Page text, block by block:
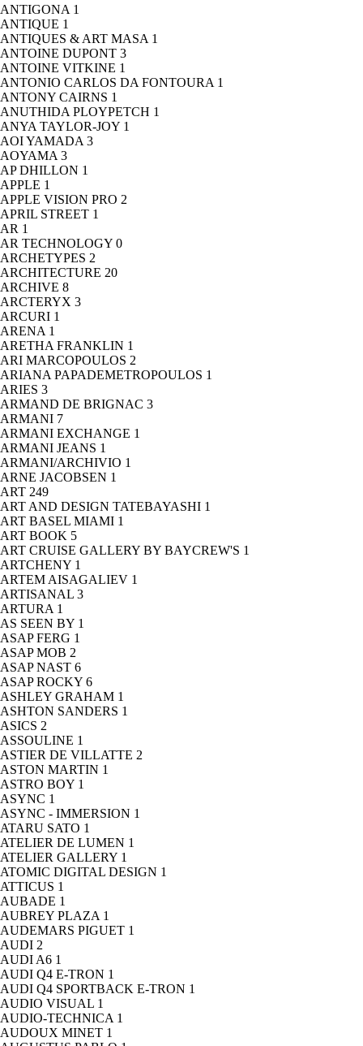
ANTIGONA 1
ANTIQUE 1
ANTIQUES & ART MASA 1
ANTOINE DUPONT 3
ANTOINE VITKINE 1
ANTONIO CARLOS DA FONTOURA 1
ANTONY CAIRNS 1
ANUTHIDA PLOYPETCH 1
ANYA TAYLOR-JOY 1
AOI YAMADA 3
AOYAMA 3
AP DHILLON 1
APPLE 1
APPLE VISION PRO 2
APRIL STREET 1
AR 1
AR TECHNOLOGY 0
ARCHETYPES 2
ARCHITECTURE 20
ARCHIVE 8
ARCTERYX 3
ARCURI 1
ARENA 1
ARETHA FRANKLIN 1
ARI MARCOPOULOS 2
ARIANA PAPADEMETROPOULOS 1
ARIES 3
ARMAND DE BRIGNAC 3
ARMANI 7
ARMANI EXCHANGE 1
ARMANI JEANS 1
ARMANI/ARCHIVIO 1
ARNE JACOBSEN 1
ART 249
ART AND DESIGN TATEBAYASHI 1
ART BASEL MIAMI 1
ART BOOK 5
ART CRUISE GALLERY BY BAYCREW'S 1
ARTCHENY 1
ARTEM AISAGALIEV 1
ARTISANAL 3
ARTURA 1
AS SEEN BY 1
ASAP FERG 1
ASAP MOB 2
ASAP NAST 6
ASAP ROCKY 6
ASHLEY GRAHAM 1
ASHTON SANDERS 1
ASICS 2
ASSOULINE 1
ASTIER DE VILLATTE 2
ASTON MARTIN 1
ASTRO BOY 1
ASYNC 1
ASYNC - IMMERSION 1
ATARU SATO 1
ATELIER DE LUMEN 1
ATELIER GALLERY 1
ATOMIC DIGITAL DESIGN 1
ATTICUS 1
AUBADE 1
AUBREY PLAZA 1
AUDEMARS PIGUET 1
AUDI 2
AUDI A6 1
AUDI Q4 E-TRON 1
AUDI Q4 SPORTBACK E-TRON 1
AUDIO VISUAL 1
AUDIO-TECHNICA 1
AUDOUX MINET 1